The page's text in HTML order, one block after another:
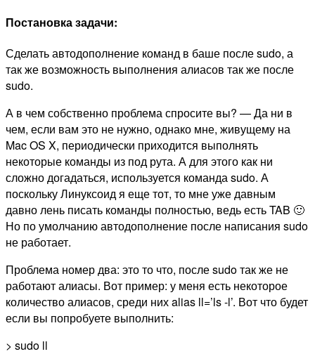
Постановка задачи:
Сделать автодополнение команд в баше после sudo, а
так же возможность выполнения алиасов так же после
sudo.
А в чем собственно проблема спросите вы? — Да ни в
чем, если вам это не нужно, однако мне, живущему на
Mac OS X, периодически приходится выполнять
некоторые команды из под рута. А для этого как ни
сложно догадаться, используется команда sudo. А
поскольку Линуксоид я еще тот, то мне уже давным
давно лень писать команды полностью, ведь есть TAB 🙂
Но по умолчанию автодополнение после написания sudo
не работает.
Проблема номер два: это то что, после sudo так же не
работают алиасы. Вот пример: у меня есть некоторое
количество алиасов, среди них alias ll=’ls -l’. Вот что будет
если вы попробуете выполнить:
> sudo ll